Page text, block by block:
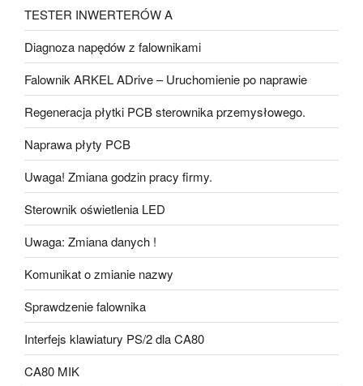
TESTER INWERTERÓW A
Diagnoza napędów z falownikami
Falownik ARKEL ADrive – Uruchomienie po naprawie
Regeneracja płytki PCB sterownika przemysłowego.
Naprawa płyty PCB
Uwaga! Zmiana godzin pracy firmy.
Sterownik oświetlenia LED
Uwaga: Zmiana danych !
Komunikat o zmianie nazwy
Sprawdzenie falownika
Interfejs klawiatury PS/2 dla CA80
CA80 MIK